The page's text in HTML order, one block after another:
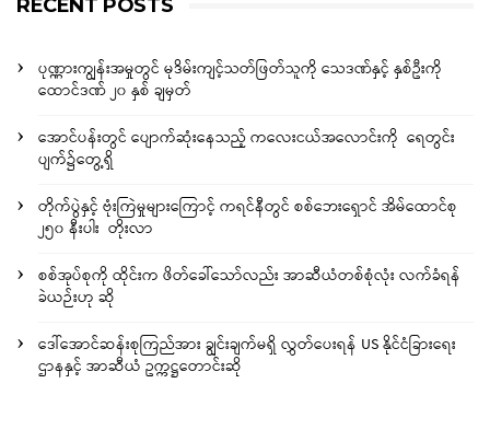
RECENT POSTS
ပုဏ္ဏားကျွန်းအမှုတွင် မုဒိမ်းကျင့်သတ်ဖြတ်သူကို သေဒဏ်နှင့် နှစ်ဦးကို
ထောင်ဒဏ် ၂၀ နှစ် ချမှတ်
အောင်ပန်းတွင် ပျောက်ဆုံးနေသည့် ကလေးငယ်အလောင်းကို ရေတွင်း
ပျက်၌တွေ့ရှိ
တိုက်ပွဲနှင့် ဗုံးကြဲမှုများကြောင့် ကရင်နီတွင် စစ်ဘေးရှောင် အိမ်ထောင်စု
၂၅၀ နီးပါး တိုးလာ
စစ်အုပ်စုကို ထိုင်းက ဖိတ်ခေါ်သော်လည်း အာဆီယံတစ်စုံလုံး လက်ခံရန်
ခဲယဉ်းဟု ဆို
ဒေါ်အောင်ဆန်းစုကြည်အား ချွင်းချက်မရှိ လွှတ်ပေးရန် US နိုင်ငံခြားရေး
ဌာနနှင့် အာဆီယံ ဥက္ကဋ္ဌတောင်းဆို